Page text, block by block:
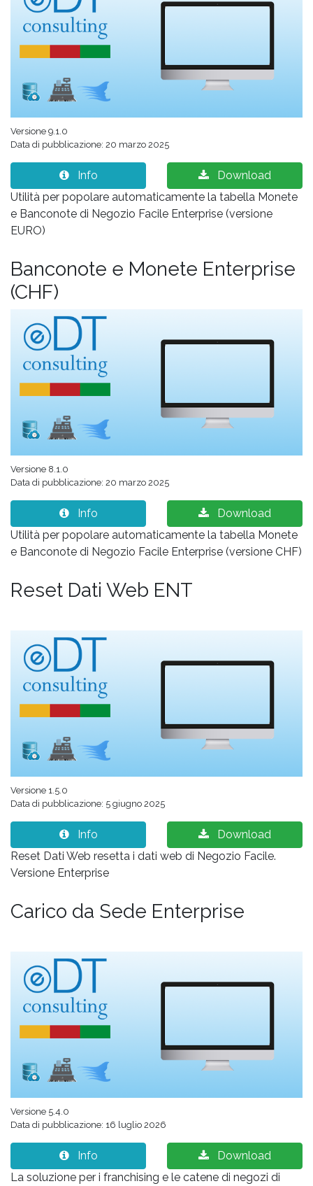
Versione 9.1.0
Data di pubblicazione: 20 marzo 2025
Info
Download
Utilità per popolare automaticamente la tabella Monete
e Banconote di Negozio Facile Enterprise (versione
EURO)
Banconote e Monete Enterprise
(CHF)
Versione 8.1.0
Data di pubblicazione: 20 marzo 2025
Info
Download
Utilità per popolare automaticamente la tabella Monete
e Banconote di Negozio Facile Enterprise (versione CHF)
Reset Dati Web ENT
Versione 1.5.0
Data di pubblicazione: 5 giugno 2025
Info
Download
Reset Dati Web resetta i dati web di Negozio Facile.
Versione Enterprise
Carico da Sede Enterprise
Versione 5.4.0
Data di pubblicazione: 16 luglio 2026
Info
Download
La soluzione per i franchising e le catene di negozi di